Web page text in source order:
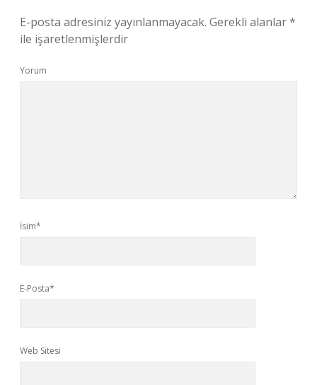
E-posta adresiniz yayınlanmayacak. Gerekli alanlar*
ile işaretlenmişlerdir
Yorum
İsim*
E-Posta*
Web Sitesi